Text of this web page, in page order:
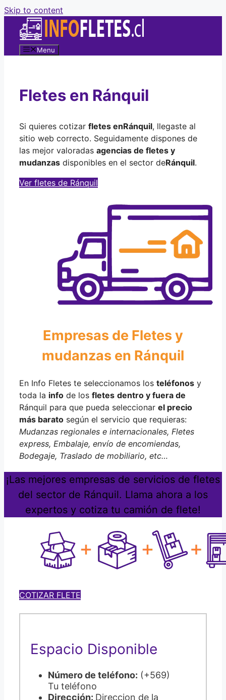
Skip to content
Menu
Fletes en Ránquil
Si quieres cotizar fletes enRánquil, llegaste al
sitio web correcto. Seguidamente dispones de
las mejor valoradas agencias de fletes y
mudanzas disponibles en el sector deRánquil.
Ver fletes de Ránquil
Empresas de Fletes y
mudanzas en Ránquil
En Info Fletes te seleccionamos los teléfonos y
toda la info de los fletes dentro y fuera de
Ránquil para que pueda seleccionar el precio
más barato según el servicio que requieras:
Mudanzas regionales e internacionales, Fletes
express, Embalaje, envío de encomiendas,
Bodegaje, Traslado de mobiliario, etc…
¡Las mejores empresas de servicios de fletes
del sector de Ránquil. Llama ahora a los
expertos y cotiza tu camión de flete!
COTIZAR FLETE
Espacio Disponible
Número de teléfono: (+569)
Tu teléfono
Dirección: Direccion de la